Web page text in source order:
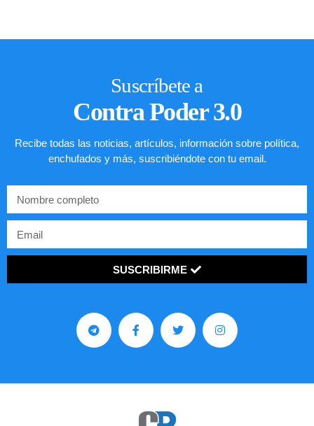
Suscríbete a
Contra Poder 3.0
Recibe todas las noticias, artículos, información sobre política,
enchufados y más, suscribiéndote con tu email.
SUSCRIBIRME